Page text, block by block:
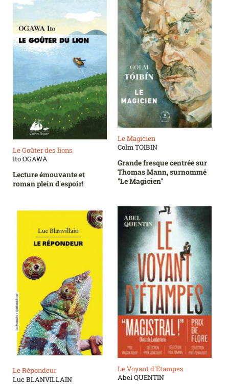
Le Goûter des lions
Ito OGAWA
Lecture émouvante et
roman plein d'espoir!
Le Magicien
Colm TOIBIN
Grande fresque centrée sur
Thomas Mann, surnommé
"Le Magicien"
Le Répondeur
Luc BLANVILLAIN
Le Voyant d'Etampes
Abel QUENTIN